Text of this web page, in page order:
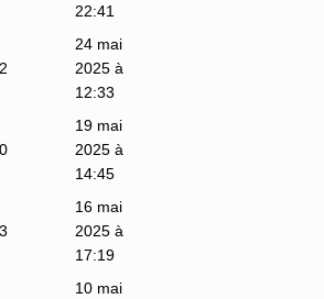
22:41
2
24 mai
2025 à
12:33
0
19 mai
2025 à
14:45
3
16 mai
2025 à
17:19
10 mai